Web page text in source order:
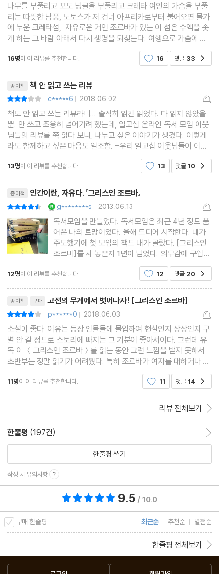
나무를 부풀리고 포도 넝쿨을 부풀리고 크레타 여인의 가슴을 부풀
리는 따뜻한 남풍, 노토스가 저 건너 아프리카로부터 불어오면 물가
에 누운 크레타섬, 자유로운 거인 조르바가 있는 이 섬은 수액을 솟
게 하는 그 바람 아래서 다시 생명을 되찾는다. 여행으로 가슴에 품
은 꿈을 실현하려 세상의 여기저기를 방황한 그리스의 위대한 거인
니코스 카찬자키스의 소설 ＜그리스인 조르바＞
16명이 이 리뷰를 추천합니다. 16 댓글 33
종이책 책 안 읽고 쓰는 리뷰
| c*****6 | 2018.06.02
책도 안 읽고 쓰는 리뷰라니... 솔직히 읽긴 읽었다. 다 읽지 않았을
뿐. 안 쓰고 조용히 넘어가려 했는데, 일고십 온라인 독서 모임 이웃
님들의 리뷰를 쭉 읽다 보니, 나누고 싶은 이야기가 생겼다. 이렇게
라도 함께하고 싶은 마음도 일조함. -우리 일고십 이웃님들이 이렇
게나 글을 잘 씁니다. 책을 안 읽어도 리뷰가 가능할 만큼, 생각도 없
던 리뷰까지 쓰게 할 만큼.-조르바에 대한
13명이 이 리뷰를 추천합니다. 13 댓글 10
종이책 인간이란, 자유다.『그리스인 조르바』
| g********s | 2013.06.13
독서모임을 만들었다. 독서모임은 최근 4년 정도 품
어온 나의 로망이었다. 올해 드디어 시작한다. 내가
주도했기에 첫 모임의 책도 내가 골랐다. [그리스인
조르바]를 사 놓은지 1년이 넘었다. 의무감에 구입한
것이었다. 책꽂이에서 발견할 때마다 못다한 숙제의
느낌이 나서 얼른 제목에서 눈을 떼곤 했다. 그러고
서모임 날
12명이 이 리뷰를 추천합니다. 12 댓글 20
종이책 구매 고전의 무게에서 벗어나자! [그리스인 조르바]
| p******0 | 2018.06.03
소설이 좋다. 이유는 등장 인물들에 몰입하여 현실인지 상상인지 구
별 안 갈 정도로 스토리에 빠지는 그 기분이 좋아서이다. 그런데 유
독 이 ＜그리스인 조르바＞를 읽는 동안 그런 느낌을 받지 못해서
초반부는 정말 읽기가 어려웠다. 특히 조르바가 여자를 대하거나 생
각하는 방식은 정말 이해할 수 없었고, 이런책을 고전이라고 하다니
하며 화도났다. 다른 사람들이 그렇게 칭찬하고
11명이 이 리뷰를 추천합니다. 11 댓글 14
리뷰 전체보기
한줄평 (197건)
한줄평 쓰기
작성 시 유의사항
9.5 / 10.0
구매 한줄평 최근순 추천순 별점순
한줄평 전체보기